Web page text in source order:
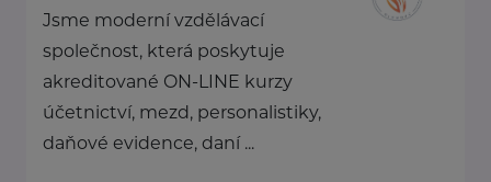
Jsme moderní vzdělávací
společnost, která poskytuje
akreditované ON-LINE kurzy
účetnictví, mezd, personalistiky,
daňové evidence, daní ...